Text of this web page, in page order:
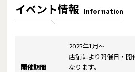
イベント情報 Information
開催期間
2025年1月～
店舗により開催日・開
なります。